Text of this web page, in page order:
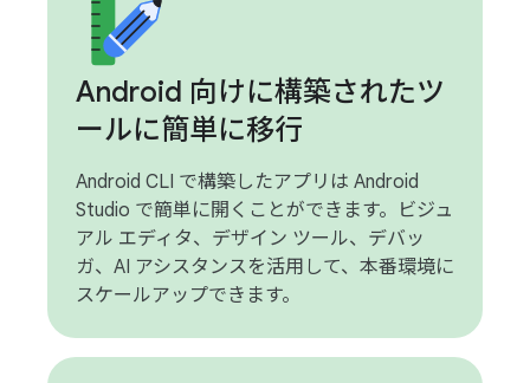
Android 向けに構築されたツ
ールに簡単に移行
Android CLI で構築したアプリは Android
Studio で簡単に開くことができます。ビジュ
アル エディタ、デザイン ツール、デバッ
ガ、AI アシスタンスを活用して、本番環境に
スケールアップできます。